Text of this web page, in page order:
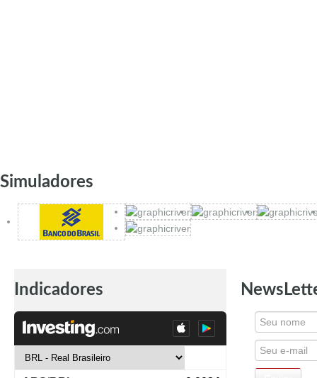
Simuladores
Indicadores